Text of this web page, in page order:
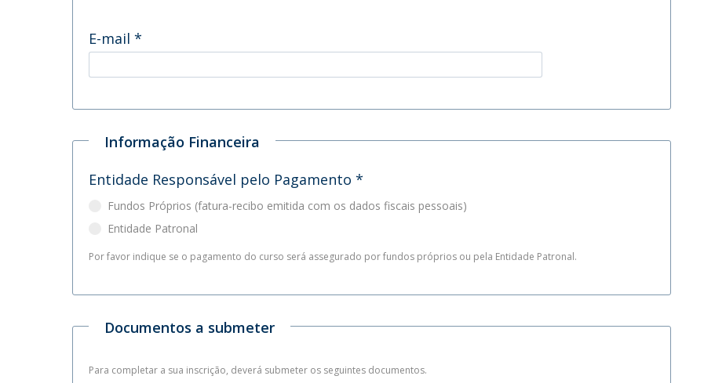
E-mail *
Informação Financeira
Entidade Responsável pelo Pagamento *
Fundos Próprios (fatura-recibo emitida com os dados fiscais pessoais)
Entidade Patronal
Por favor indique se o pagamento do curso será assegurado por fundos próprios ou pela Entidade Patronal.
Documentos a submeter
Para completar a sua inscrição, deverá submeter os seguintes documentos.